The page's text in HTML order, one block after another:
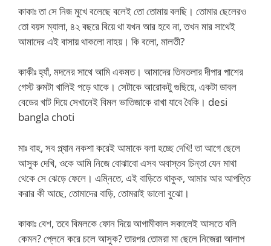
কাকাঃ তা সে নিজ মুখে বলেছে বলেই তো তোমায় বলছি। তোমার ছেলেরও
তো বয়স ম্যালা, ৪২ বছরে বিয়ে থা যখন আর হবে না, তখন মার সাথেই
আমাদের এই বাসায় থাকলো নাহয়। কি বলো, মালতী?
কাকীঃ হ্যাঁ, মদনের সাথে আমি একমত। আমাদের তিনতলার দীপার পাশের
গেস্ট রুমটা খালিই পড়ে থাকে। সেটাকে আরোকটু গুছিয়ে, একটা ডাবল
বেডের খাট দিয়ে সেখানেই বিমল ভাতিজাকে রাখা যাবে বৈকি। desi
bangla choti
মাঃ বাহ, সব প্ল্যান নকশা করেই আমাকে বলা হচ্ছে দেখি! তা আগে ছেলে
আসুক দেখি, ওকে আমি নিজে বোঝাবো এসব অবাস্তব চিন্তা যেন মাথা
থেকে সে ঝেড়ে ফেলে। এম্নিতে, এই বাড়িতে থাকুক, আমার আর আপত্তি
করার কী আছে, তোমাদের বাড়ি, তোমরাই ভালো বুঝো।
কাকাঃ বেশ, তবে বিমলকে ফোন দিয়ে আগামীকাল সকালেই আসতে বলি
কেমন? প্লেনে করে চলে আসুক? তারপর তোমরা মা ছেলে নিজেরা আলাপ